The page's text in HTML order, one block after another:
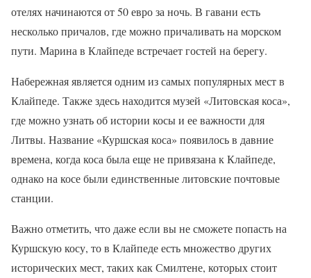
отелях начинаются от 50 евро за ночь. В гавани есть
несколько причалов, где можно причаливать на морском
пути. Марина в Клайпеде встречает гостей на берегу.
Набережная является одним из самых популярных мест в
Клайпеде. Также здесь находится музей «Литовская коса»,
где можно узнать об истории косы и ее важности для
Литвы. Название «Куршская коса» появилось в давние
времена, когда коса была еще не привязана к Клайпеде,
однако на косе были единственные литовские почтовые
станции.
Важно отметить, что даже если вы не сможете попасть на
Куршскую косу, то в Клайпеде есть множество других
исторических мест, таких как Смилтене, которых стоит